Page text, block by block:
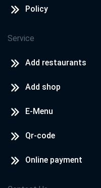
Policy
Service
Add restaurants
Add shop
E-Menu
Qr-code
Online payment